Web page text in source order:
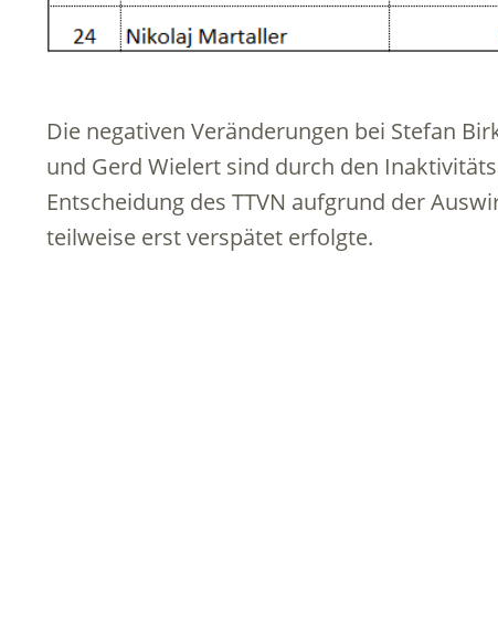
Die negativen Veränderungen bei Stefan
und Gerd Wielert sind durch den
Entscheidung des TTVN aufgrund der
teilweise erst verspätet erfolgte.